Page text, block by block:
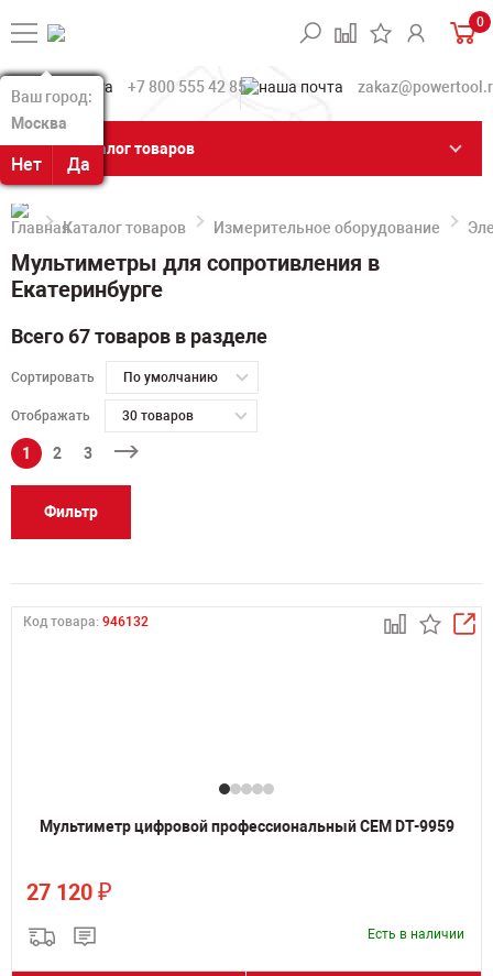
Ваш город:
Москва
Нет Да
Ваш город:
Москва
Нет Да
0
+7 800 555 42 85
Каталог товаров
Каталог товаров Измерительное оборудование
Мультиметры для сопротивления в
Екатеринбурге
Всего 67 товаров в разделе
Сортировать По умолчанию
Отображать 30 товаров
1 2 3
Фильтр
Код товара: 946132
Мультиметр цифровой профессиональный CEM DT-9959
27 120 ₽
Есть в наличии